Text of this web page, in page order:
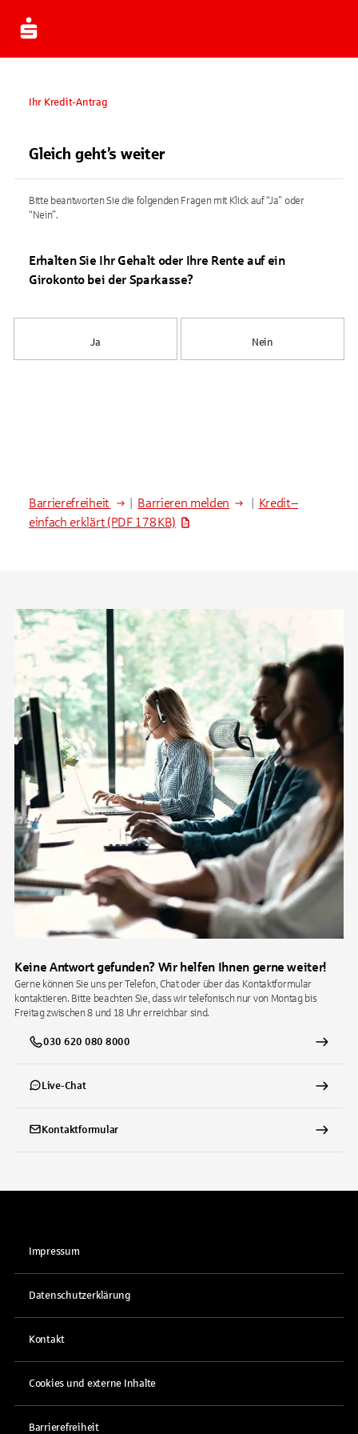
Ihr Kredit-Antrag
Gleich geht’s weiter
Bitte beantworten Sie die folgenden Fragen mit Klick auf “Ja” oder
“Nein”.
Erhalten Sie Ihr Gehalt oder Ihre Rente auf ein
Girokonto bei der Sparkasse?
Ja Nein
Barrierefreiheit Barrieren melden
Kredit –
einfach erklärt (PDF 178 KB)
Keine Antwort gefunden? Wir helfen Ihnen gerne weiter!
Gerne können Sie uns per Telefon, Chat oder über das Kontaktformular
kontaktieren. Bitte beachten Sie, dass wir telefonisch nur von Montag bis
Freitag zwischen 8 und 18 Uhr erreichbar sind.
030 620 080 8000
Live-Chat
Kontaktformular
Impressum
Datenschutzerklärung
Kontakt
Cookies und externe Inhalte
Barrierefreiheit